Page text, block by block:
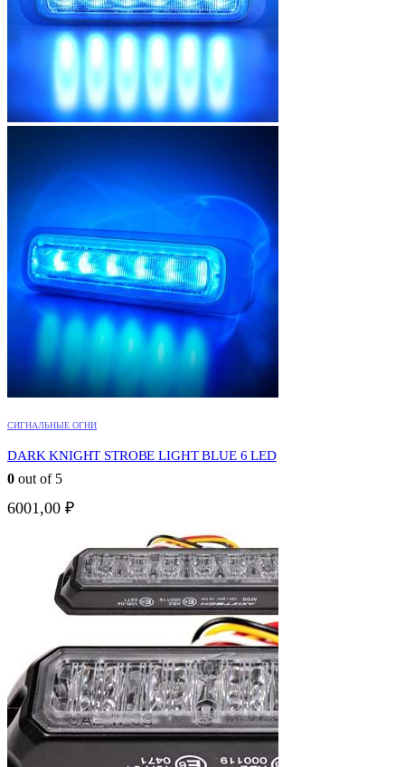
СИГНАЛЬНЫЕ ОГНИ
DARK KNIGHT STROBE LIGHT BLUE 6 LED
0 out of 5
6001,00 ₽